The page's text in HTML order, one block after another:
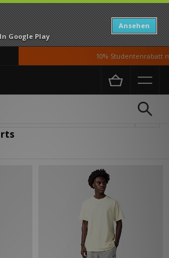
Google Play
Ansehen
10% Studentenrabatt